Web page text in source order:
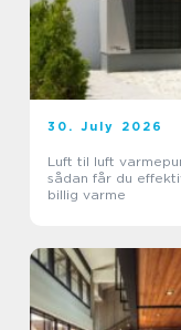
30. July 2026
Luft til luft
sådan får du
billig varme